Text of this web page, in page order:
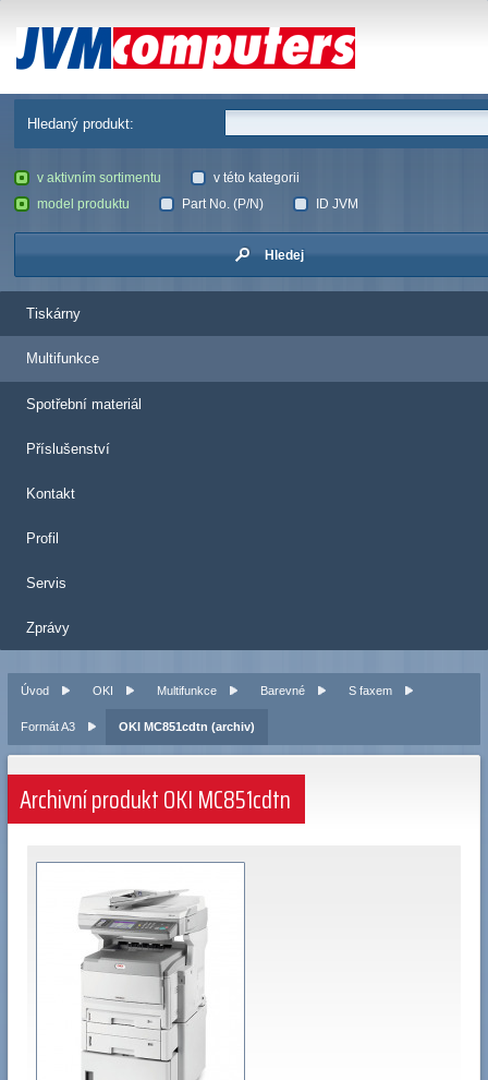
JVM Computers
Hledaný produkt:
v aktivním sortimentu
v této kategorii
model produktu
Part No. (P/N) ID JVM
Hledej
Tiskárny
Multifunkce
Spotřební materiál
Příslušenství
Kontakt
Profil
Servis
Zprávy
Úvod OKI Multifunkce Barevné S faxem
Formát A3 OKI MC851cdtn (archiv)
Archivní produkt OKI MC851cdtn